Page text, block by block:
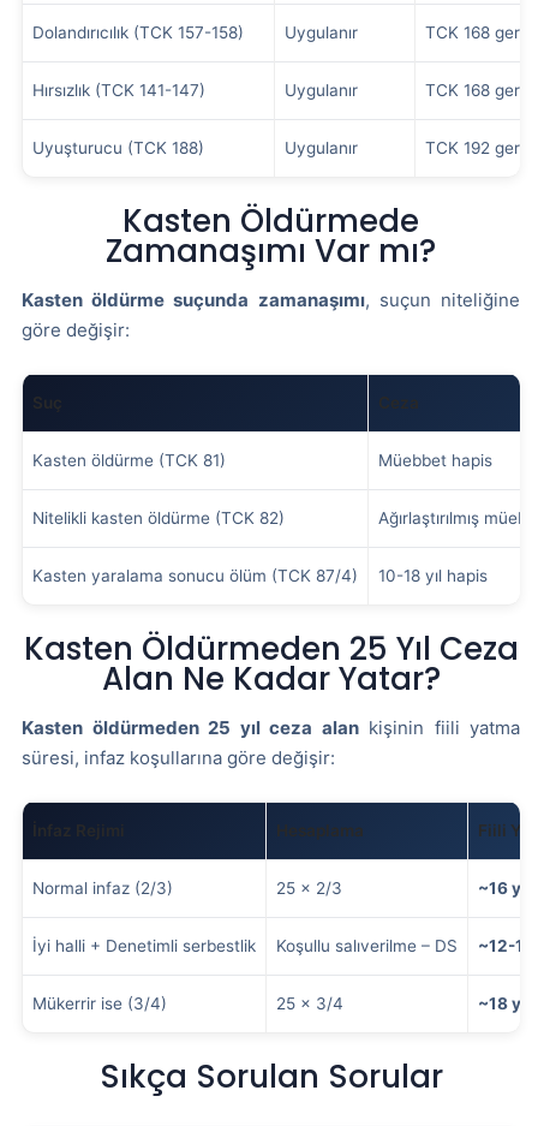
Dolandırıcılık (TCK 157-158) Uygulanır TCK 168
Hırsızlık (TCK 141-147) Uygulanır TCK 168
Uyuşturucu (TCK 188) Uygulanır TCK 192
Kasten Öldürmede
Zamanaşımı Var mı?
Kasten öldürme suçunda zamanaşımı, suçun niteliğine
göre değişir:
Suç Ceza
Kasten öldürme (TCK 81) Müebbet hapis
Nitelikli kasten öldürme (TCK 82) Ağırlaştırılmış
Kasten yaralama sonucu ölüm (TCK 87/4) 10-18 yıl hapis
Kasten Öldürmeden 25 Yıl Ceza
Alan Ne Kadar Yatar?
Kasten öldürmeden 25 yıl ceza alankişinin fiili yatma
süresi, infaz koşullarına göre değişir:
İnfaz Rejimi Hesaplama Fiili
Normal infaz (2/3) 25 × 2/3 ~16 yıl
İyi halli + Denetimli serbestlik Koşullu salıverilme – DS ~12-15
Mükerrir ise (3/4) 25 × 3/4 ~18 yıl
Sıkça Sorulan Sorular